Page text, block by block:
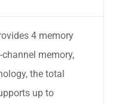
4 memory
memory,
the total
up to